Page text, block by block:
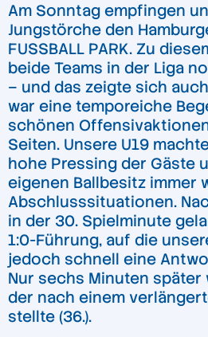
Am Sonntag empfingen
Jungstörche den
FUSSBALL PARK. Zu
beide Teams in der Liga
– und das zeigte sich
war eine temporeiche
schönen
Seiten. Unsere U19
hohe Pressing der Gäste
eigenen Ballbesitz immer
Abschlusssituationen.
in der 30. Spielminute
1:0-Führung, auf die
jedoch schnell eine
Nur sechs Minuten später
der nach einem
stellte (36.).